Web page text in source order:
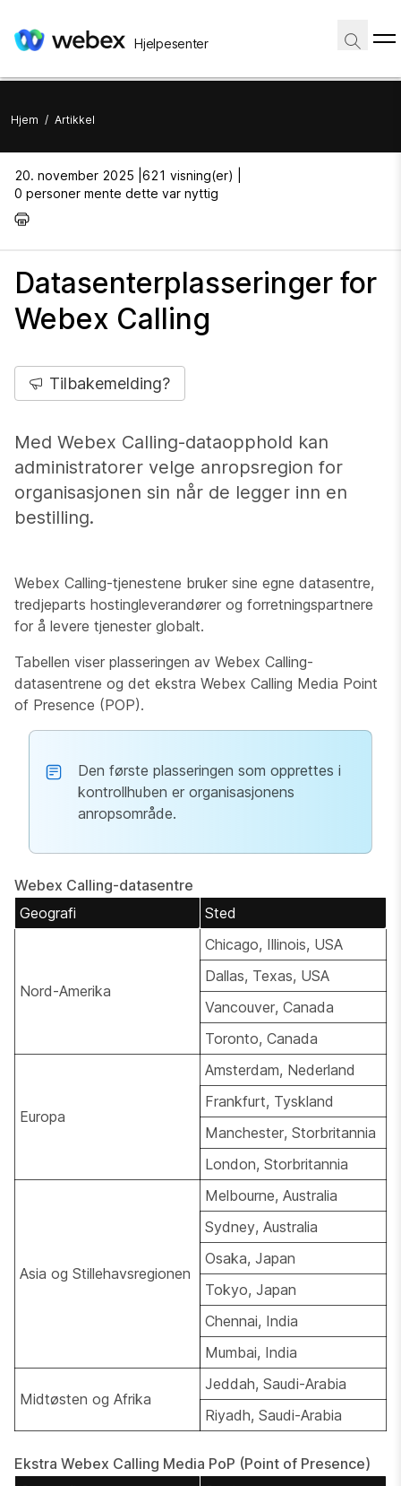
Hjelpesenter
Hjem / Artikkel
20. november 2025 | 621 visning(er) |
0 personer mente dette var nyttig
Datasenterplasseringer for
Webex Calling
Tilbakemelding?
Med Webex Calling-dataopphold kan
administratorer velge anropsregion for
organisasjonen sin når de legger inn en
bestilling.
Webex Calling-tjenestene bruker sine egne datasentre,
tredjeparts hostingleverandører og forretningspartnere
for å levere tjenester globalt.
Tabellen viser plasseringen av Webex Calling-
datasentrene og det ekstra Webex Calling Media Point
of Presence (POP).
Den første plasseringen som opprettes i
kontrollhuben er organisasjonens
anropsområde.
Webex Calling-datasentre
Geografi
Sted
Nord-Amerika
Chicago, Illinois, USA
Dallas, Texas, USA
Vancouver, Canada
Toronto, Canada
Europa
Amsterdam, Nederland
Frankfurt, Tyskland
Manchester, Storbritannia
London, Storbritannia
Asia og Stillehavsregionen
Melbourne, Australia
Sydney, Australia
Osaka, Japan
Tokyo, Japan
Chennai, India
Mumbai, India
Midtøsten og Afrika
Jeddah, Saudi-Arabia
Riyadh, Saudi-Arabia
Ekstra Webex Calling Media PoP (Point of Presence)